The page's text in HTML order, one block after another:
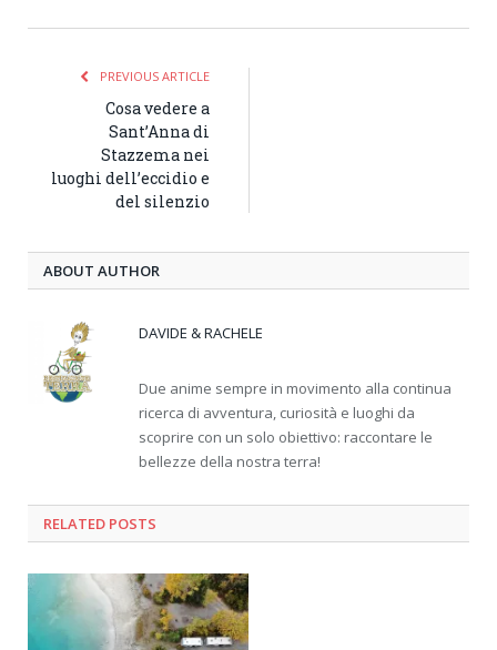
PREVIOUS ARTICLE
Cosa vedere a
Sant’Anna di
Stazzema nei
luoghi dell’eccidio e
del silenzio
ABOUT AUTHOR
DAVIDE & RACHELE
Due anime sempre in movimento alla continua
ricerca di avventura, curiosità e luoghi da
scoprire con un solo obiettivo: raccontare le
bellezze della nostra terra!
RELATED POSTS